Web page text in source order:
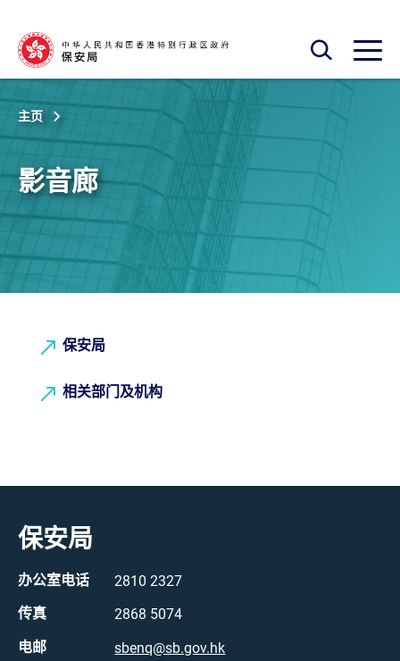
开启搜寻框
开启
主页
影音廊
保安局
相关部门及机构
保安局
办公室电话 2810 2327
传真 2868 5074
电邮 sbenq@sb.gov.hk